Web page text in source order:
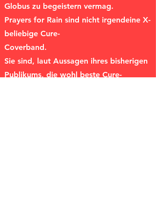
Globus zu begeistern vermag.
Prayers for Rain sind nicht irgendeine X-
beliebige Cure-
Coverband.
Sie sind, laut Aussagen ihres bisherigen
Publikums, die wohl beste Cure-